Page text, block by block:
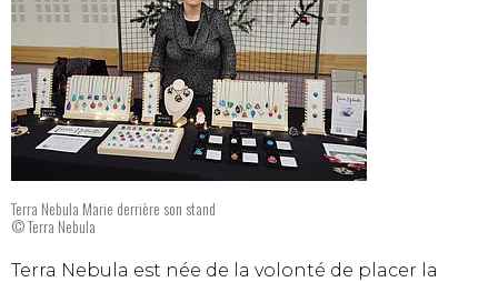
Terra Nebula Marie derrière son stand
© Terra Nebula
Terra Nebula est née de la volonté de placer la